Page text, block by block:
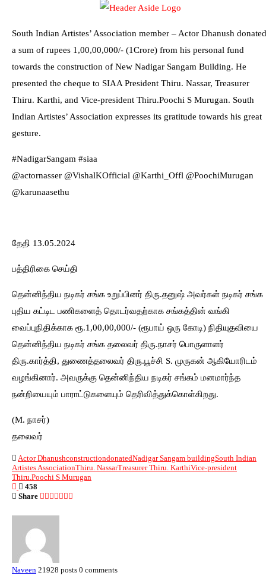
South Indian Artistes’ Association member – Actor Dhanush donated
a sum of rupees 1,00,00,000/- (1Crore) from his personal fund
towards the construction of New Nadigar Sangam Building. He
presented the cheque to SIAA President Thiru. Nassar, Treasurer
Thiru. Karthi, and Vice-president Thiru.Poochi S Murugan. South
Indian Artistes’ Association expresses its gratitude towards his great
gesture.
#NadigarSangam #siaa
@actornasser @VishalKOfficial @Karthi_Offl @PoochiMurugan
@karunaasethu
தேதி 13.05.2024
பத்திரிகை செய்தி
தென்னிந்திய நடிகர் சங்க உறுப்பினர் திரு.தனுஷ் அவர்கள் நடிகர் சங்க
புதிய கட்டிட பணிகளைத் தொடர்வதற்காக சங்கத்தின் வங்கி
வைப்புநிதிக்காக ரூ.1,00,00,000/- (ரூபாய் ஒரு கோடி) நிதியுதவியை
தென்னிந்திய நடிகர் சங்க தலைவர் திரு.நாசர் பொருளாளர்
திரு.கார்த்தி, துணைத்தலைவர் திரு.பூச்சி S. முருகன் ஆகியோரிடம்
வழங்கினார். அவருக்கு தென்னிந்திய நடிகர் சங்கம் மனமார்ந்த
நன்றியையும் பாராட்டுகளையும் தெரிவித்துக்கொள்கிறது.
(M. நாசர்)
தலைவர்
Actor DhanushconstructiondonatedNadigar Sangam buildingSouth Indian
Artistes AssociationThiru. NassarTreasurer Thiru. KarthiVice-president
Thiru.Poochi S Murugan
458
Share
Naveen 21928 posts 0 comments